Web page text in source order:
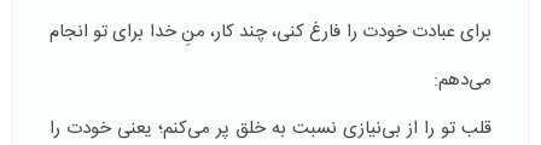
برای عبادت خودت را فارغ کنی، چند کار، منِ خدا برای تو انجام
می‌دهم:
قلب تو را از بی‌نیازی نسبت به خلق پر می‌کنم؛ یعنی خودت را